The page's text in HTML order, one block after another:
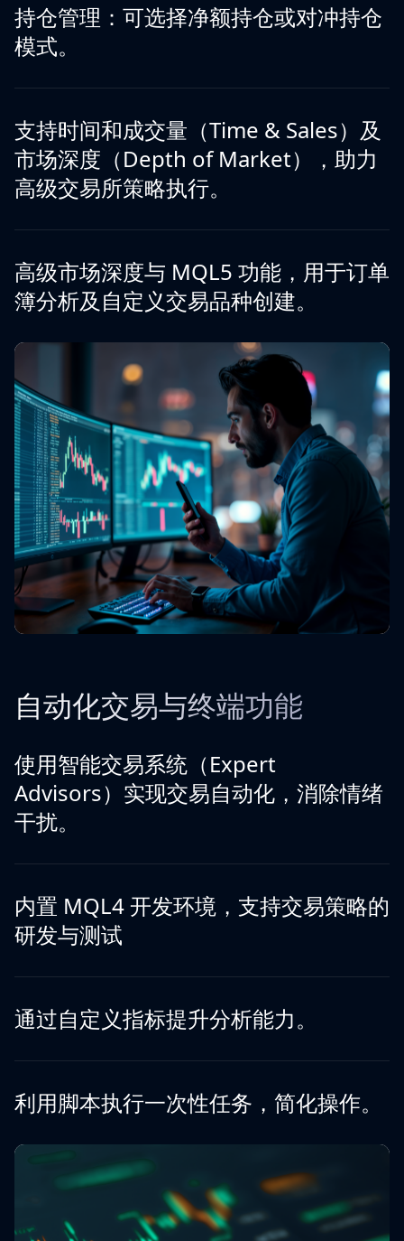
持仓管理：可选择净额持仓或对冲持仓
模式。
支持时间和成交量（Time & Sales）及
市场深度（Depth of Market），助力
高级交易所策略执行。
高级市场深度与 MQL5 功能，用于订单
簿分析及自定义交易品种创建。
自动化交易与终端功能
使用智能交易系统（Expert
Advisors）实现交易自动化，消除情绪
干扰。
内置 MQL4 开发环境，支持交易策略的
研发与测试
通过自定义指标提升分析能力。
利用脚本执行一次性任务，简化操作。